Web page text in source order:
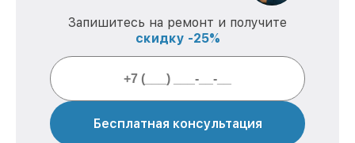
Запишитесь на ремонт и получите
скидку -25%
Бесплатная консультация